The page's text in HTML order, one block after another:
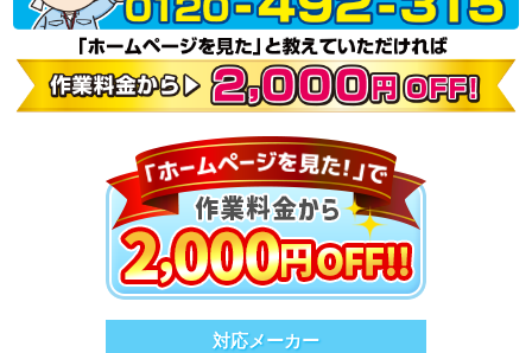
対応メーカー